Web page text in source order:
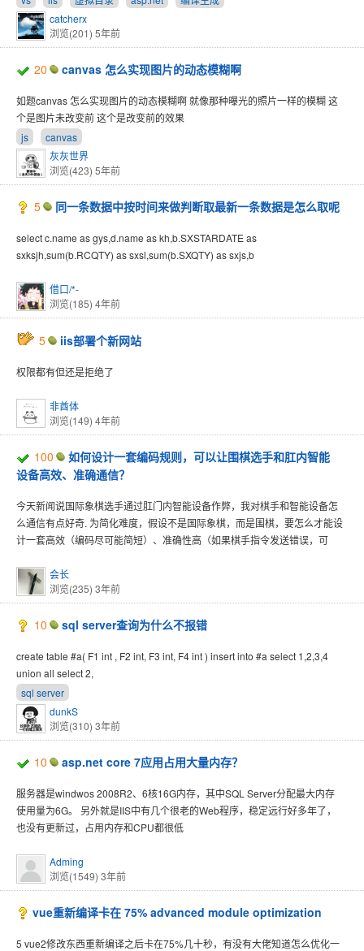
catcherx
浏览(201) 5年前
20 canvas 怎么实现图片的动态模糊啊
如题canvas 怎么实现图片的动态模糊啊 就像那种曝光的照片一样的模糊 这
个是图片未改变前 这个是改变前的效果
js
canvas
灰灰世界
浏览(423) 5年前
5 同一条数据中按时间来做判断取最新一条数据是怎么取呢
select c.name as gys,d.name as kh,b.SXSTARDATE as
sxksjh,sum(b.RCQTY) as sxsl,sum(b.SXQTY) as sxjs,b
借口/*-
浏览(185) 4年前
5 iis部署个新网站
权限都有但还是拒绝了
非酋体
浏览(149) 4年前
100
如何设计一套编码规则，可以让围棋选手和肛内智能
设备高效、准确通信？
今天新闻说国际象棋选手通过肛门内智能设备作弊，我对棋手和智能设备怎
么通信有点好奇. 为简化难度，假设不是国际象棋，而是围棋，要怎么才能设
计一套高效（编码尽可能简短）、准确性高（如果棋手指令发送错误，可
会长
浏览(235) 3年前
10 sql server查询为什么不报错
create table #a( F1 int , F2 int, F3 int, F4 int ) insert into #a select 1,2,3,4
union all select 2,
sql server
dunkS
浏览(310) 3年前
10 asp.net core 7应用占用大量内存？
服务器是windwos 2008R2、6核16G内存，其中SQL Server分配最大内存
使用量为6G。 另外就是IIS中有几个很老的Web程序，稳定远行好多年了，
也没有更新过，占用内存和CPU都很低
Adming
浏览(1549) 3年前
vue重新编译卡在 75% advanced module optimization
5 vue2修改东西重新编译之后卡在75%几十秒，有没有大佬知道怎么优化一